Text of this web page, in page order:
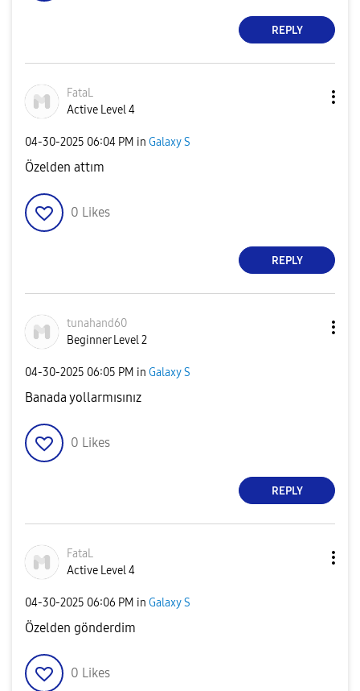
REPLY
FataL
Active Level 4
‎04-30-2025 06:04 PM in Galaxy S
Özelden attım
0 Likes
REPLY
tunahand60
Beginner Level 2
‎04-30-2025 06:05 PM in Galaxy S
Banada yollarmısınız
0 Likes
REPLY
FataL
Active Level 4
‎04-30-2025 06:06 PM in Galaxy S
Özelden gönderdim
0 Likes